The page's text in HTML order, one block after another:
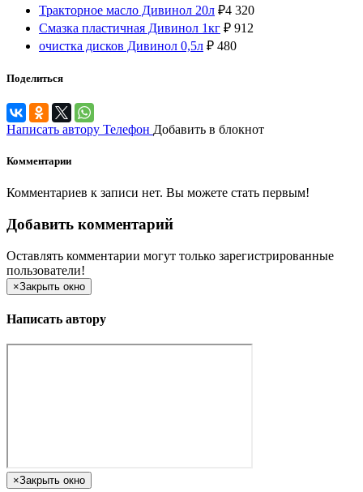
Тракторное масло Дивинол 20л ₽4 320
Смазка пластичная Дивинол 1кг ₽ 912
очистка дисков Дивинол 0,5л ₽ 480
Поделиться
Написать автору Телефон Добавить в блокнот
Комментарии
Комментариев к записи нет. Вы можете стать первым!
Добавить комментарий
Оставлять комментарии могут только зарегистрированные
пользователи!
×Закрыть окно
Написать автору
×Закрыть окно